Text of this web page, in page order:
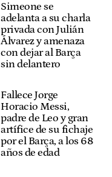
Simeone se
adelanta a su charla
privada con Julián
Álvarez y amenaza
con dejar al Barça
sin delantero
Fallece Jorge
Horacio Messi,
padre de Leo y gran
artífice de su fichaje
por el Barça, a los 68
años de edad